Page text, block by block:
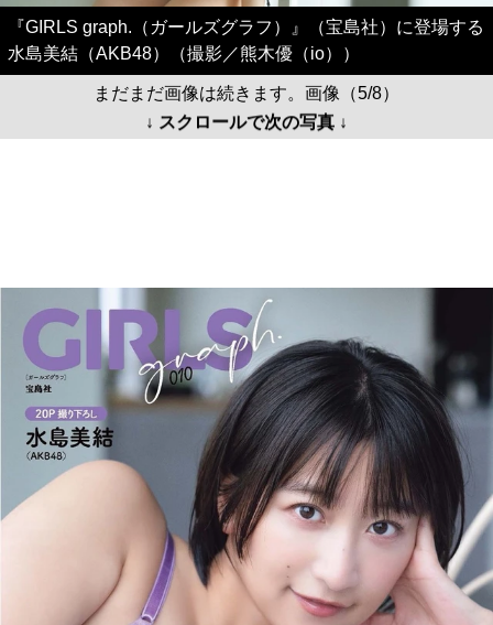
『GIRLS graph.（ガールズグラフ）』（宝島社）に登場する
水島美結（AKB48）（撮影／熊木優（io））
まだまだ画像は続きます。画像（5/8）
↓ スクロールで次の写真 ↓